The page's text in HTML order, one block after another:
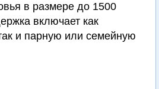
в размере до 1500
включает как
и парную или семейную